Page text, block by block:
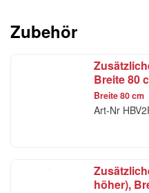
Weiss
Zubehör
Breite 80
Breite 80 cm
Art-Nr
höher),